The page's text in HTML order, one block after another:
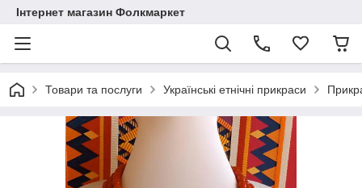
Інтернет магазин Фолкмаркет
Товари та послуги Українські етнічні прикраси